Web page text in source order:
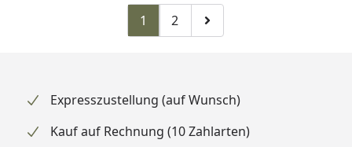
1 Zu Seite 2
2 Zur nächsten Seite
Expresszustellung (auf Wunsch)
Kauf auf Rechnung (10 Zahlarten)